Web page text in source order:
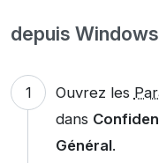
depuis Windows
Ouvrez les
dans
Général.